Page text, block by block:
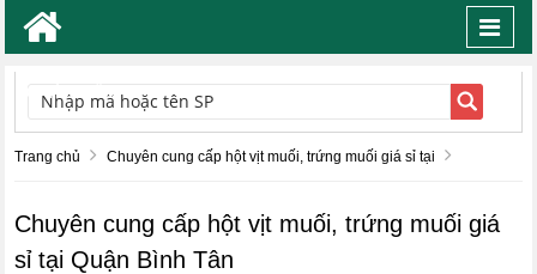
TÌM KIẾM
Trang chủ Chuyên cung cấp hột vịt muối, trứng muối giá sỉ tại
Chuyên cung cấp hột vịt muối, trứng muối giá
sỉ tại Quận Bình Tân